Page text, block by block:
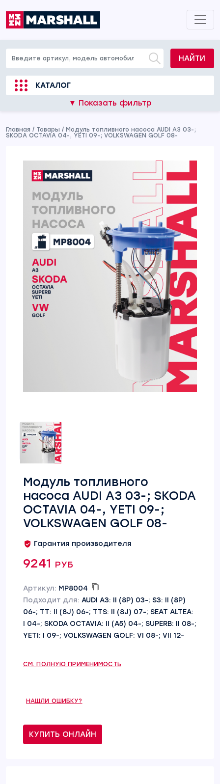
НАЙТИ
КАТАЛОГ
▼ Показать фильтр
Главная / Товары / Модуль топливного насоса AUDI A3 03-;
SKODA OCTAVIA 04-, YETI 09-; VOLKSWAGEN GOLF 08-
Модуль топливного
насоса AUDI A3 03-; SKODA
OCTAVIA 04-, YETI 09-;
VOLKSWAGEN GOLF 08-
Гарантия производителя
9241 руб
Артикул: MP8004
Подходит для: AUDI A3: II (8P) 03-; S3: II (8P)
06-; TT: II (8J) 06-; TTS: II (8J) 07-; SEAT ALTEA:
I 04-; SKODA OCTAVIA: II (A5) 04-; SUPERB: II 08-;
YETI: I 09-; VOLKSWAGEN GOLF: VI 08-; VII 12-
СМ. ПОЛНУЮ ПРИМЕНИМОСТЬ
НАШЛИ ОШИБКУ?
КУПИТЬ ОНЛАЙН